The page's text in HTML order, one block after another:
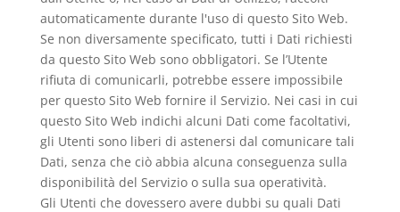
automaticamente durante l'uso di questo Sito Web.
Se non diversamente specificato, tutti i Dati richiesti
da questo Sito Web sono obbligatori. Se l’Utente
rifiuta di comunicarli, potrebbe essere impossibile
per questo Sito Web fornire il Servizio. Nei casi in cui
questo Sito Web indichi alcuni Dati come facoltativi,
gli Utenti sono liberi di astenersi dal comunicare tali
Dati, senza che ciò abbia alcuna conseguenza sulla
disponibilità del Servizio o sulla sua operatività.
Gli Utenti che dovessero avere dubbi su quali Dati